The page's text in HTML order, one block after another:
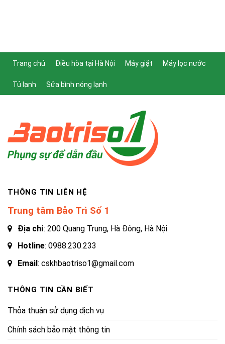
Trang chủ Điều hòa tại Hà Nội Máy giặt Máy lọc nước
Tủ lạnh Sửa bình nóng lạnh
THÔNG TIN LIÊN HỆ
Trung tâm Bảo Trì Số 1
Địa chỉ: 200 Quang Trung, Hà Đông, Hà Nội
Hotline: 0988.230.233
Email: cskhbaotriso1@gmail.com
THÔNG TIN CẦN BIẾT
Thỏa thuận sử dụng dịch vụ
Chính sách bảo mật thông tin